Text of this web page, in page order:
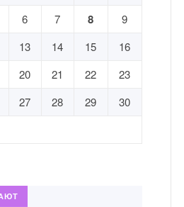
6 7 8
9
13 14 15
16
20 21 22
23
27 28 29
30